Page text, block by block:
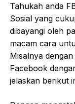
Tahukah anda
Sosial yang
dibayangi oleh
macam cara
Misalnya
Facebook
jelaskan berikut